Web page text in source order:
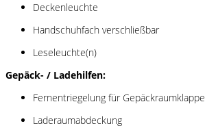
Deckenleuchte
Handschuhfach verschließbar
Leseleuchte(n)
Gepäck- / Ladehilfen:
Fernentriegelung für Gepäckraumklappe
Laderaumabdeckung